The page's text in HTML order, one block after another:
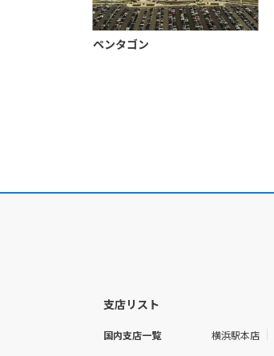
ペンタゴン
支店リスト
国内支店一覧 横浜駅本店